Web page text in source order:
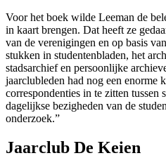
Voor het boek wilde Leeman de
in kaart brengen. Dat heeft ze
van de verenigingen en op basis
stukken in studentenbladen, het
stadsarchief en persoonlijke
jaarclubleden had nog een enorme
correspondenties in te zitten tussen
dagelijkse bezigheden van de
onderzoek.”
Jaarclub De Keien